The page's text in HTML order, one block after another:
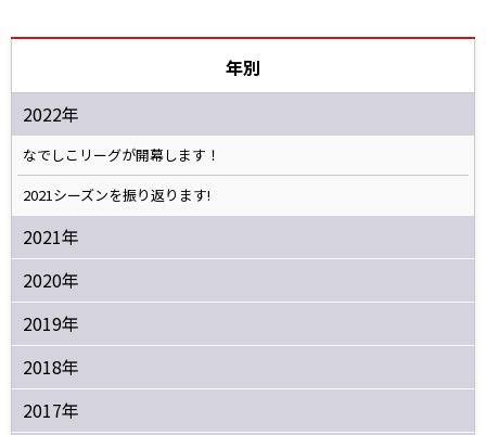
年別
2022年
なでしこリーグが開幕します！
2021シーズンを振り返ります!
2021年
2020年
2019年
2018年
2017年